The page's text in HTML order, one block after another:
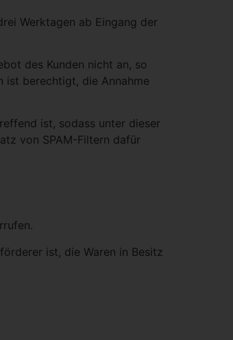
Werktagen ab Eingang der
des Kunden nicht an, so
ist berechtigt, die Annahme
ist, sodass unter dieser
von SPAM-Filtern dafür
ist, die Waren in Besitz